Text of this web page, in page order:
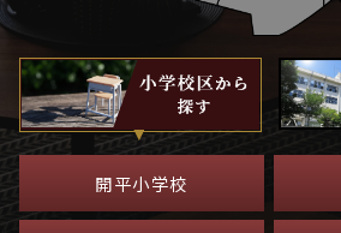
開平小学校